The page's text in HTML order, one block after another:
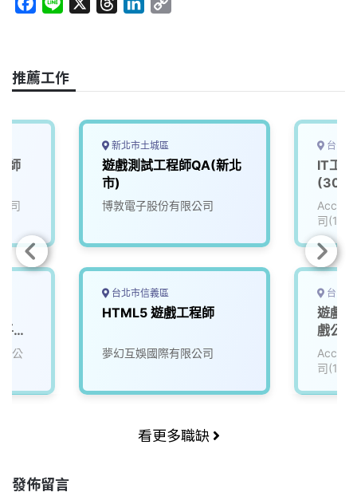
e
b
o
a
s
e
I
n
L
n
推薦工作
師
司
台
公
新北市土城區
遊戲測試工程師QA(新北
市)
博敦電子股份有限公司
台北市信義區
HTML5 遊戲工程師
夢幻互娛國際有限公司
台中
IT工
司
台中
遊戲
戲公
司
看更多職缺
發佈留言